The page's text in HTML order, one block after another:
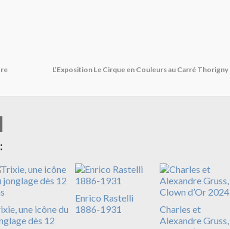
L’Exposition Le Cirque en Couleurs au Carré Thorigny
une icône du
dès 12
Enrico Rastelli
1886-1931
Charles et
Alexandre Gruss,